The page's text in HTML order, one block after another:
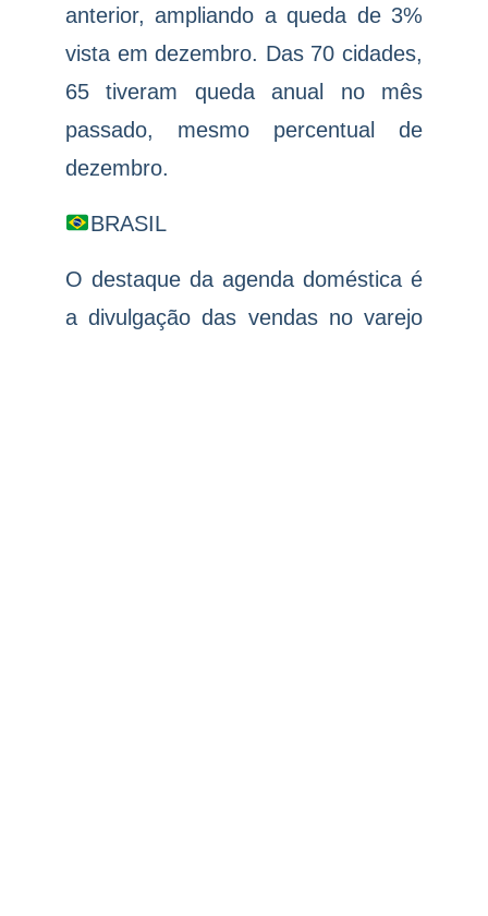
anterior, ampliando a queda de 3%
vista em dezembro. Das 70 cidades,
65 tiveram queda anual no mês
passado, mesmo percentual de
dezembro.
BRASIL
O destaque da agenda doméstica é
a divulgação das vendas no varejo